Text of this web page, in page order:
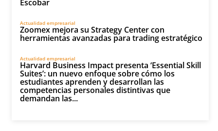
Escobar
Actualidad empresarial
Zoomex mejora su Strategy Center con
herramientas avanzadas para trading estratégico
Actualidad empresarial
Harvard Business Impact presenta ‘Essential Skill
Suites’: un nuevo enfoque sobre cómo los
estudiantes aprenden y desarrollan las
competencias personales distintivas que
demandan las...